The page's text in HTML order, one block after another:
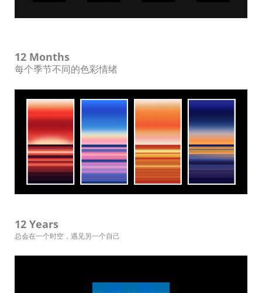
12 Months
每个季节不同的色彩情绪
12 Years
总会在一个时空，遇见另一个自己